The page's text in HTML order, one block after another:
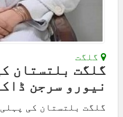
گلگت
گلگت بلتستان
نیورو سرجن
گلگت بلتستان کی